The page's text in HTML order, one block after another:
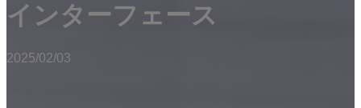
インターフェース
2025/02/03